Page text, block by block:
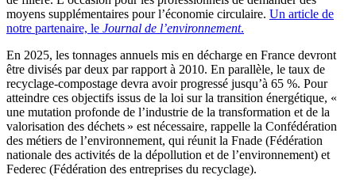
moyens supplémentaires pour l’économie circulaire. Un article de
notre partenaire, le Journal de l’environnement.
En 2025, les tonnages annuels mis en décharge en France devront
être divisés par deux par rapport à 2010. En parallèle, le taux de
recyclage-compostage devra avoir progressé jusqu’à 65 %. Pour
atteindre ces objectifs issus de la loi sur la transition énergétique, «
une mutation profonde de l’industrie de la transformation et de la
valorisation des déchets » est nécessaire, rappelle la Confédération
des métiers de l’environnement, qui réunit la Fnade (Fédération
nationale des activités de la dépollution et de l’environnement) et
Federec (Fédération des entreprises du recyclage).